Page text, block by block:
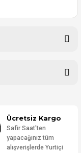
Ücretsiz Kargo
Safir Saat'ten
yapacağınız tüm
alışverişlerde Yurtiçi